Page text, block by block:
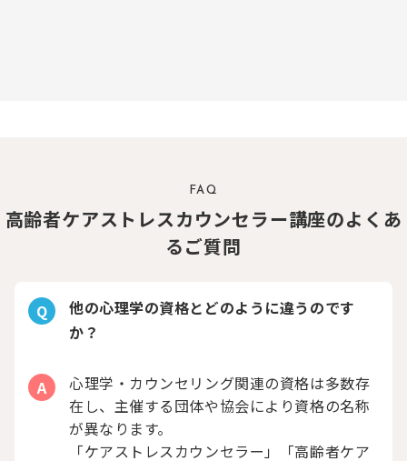
FAQ
高齢者ケアストレスカウンセラー講座のよくあ
るご質問
Q
他の心理学の資格とどのように違うのです
か？
A
心理学・カウンセリング関連の資格は多数存
在し、主催する団体や協会により資格の名称
が異なります。
「ケアストレスカウンセラー」「高齢者ケア